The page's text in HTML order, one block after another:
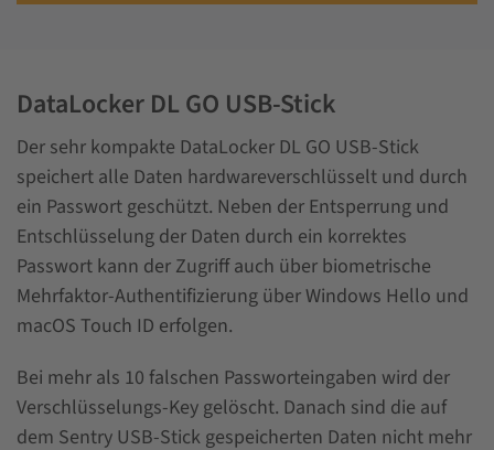
DataLocker DL GO USB-Stick
Der sehr kompakte DataLocker DL GO USB-Stick
speichert alle Daten hardwareverschlüsselt und durch
ein Passwort geschützt. Neben der Entsperrung und
Entschlüsselung der Daten durch ein korrektes
Passwort kann der Zugriff auch über biometrische
Mehrfaktor-Authentifizierung über Windows Hello und
macOS Touch ID erfolgen.
Bei mehr als 10 falschen Passworteingaben wird der
Verschlüsselungs-Key gelöscht. Danach sind die auf
dem Sentry USB-Stick gespeicherten Daten nicht mehr